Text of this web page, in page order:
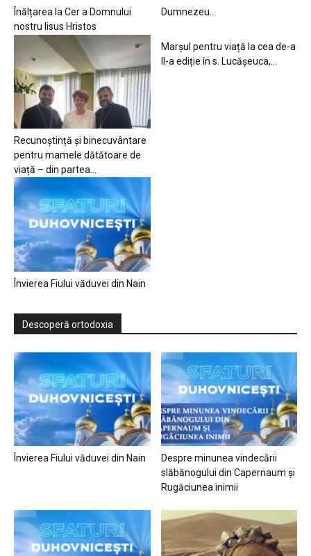
Înălțarea la Cer a Domnului
nostru Iisus Hristos
Dumnezeu…
Recunoștință și binecuvântare
pentru mamele dătătoare de
viață – din partea...
Marșul pentru viață la cea de-a
II-a ediție în s. Lucășeuca,...
Învierea Fiului văduvei din Nain
Descoperă ortodoxia
Învierea Fiului văduvei din Nain
Despre minunea vindecării
slăbănogului din Capernaum și
Rugăciunea inimii